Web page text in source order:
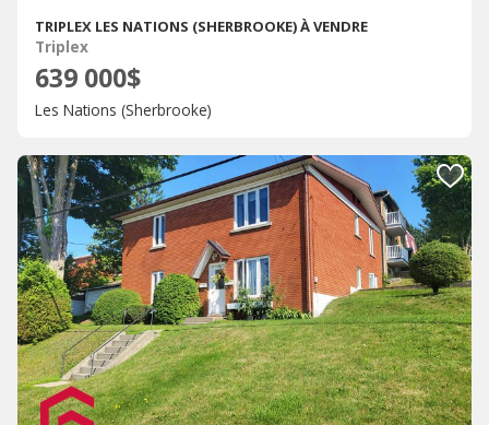
TRIPLEX LES NATIONS (SHERBROOKE) À VENDRE
Triplex
639 000$
Les Nations (Sherbrooke)